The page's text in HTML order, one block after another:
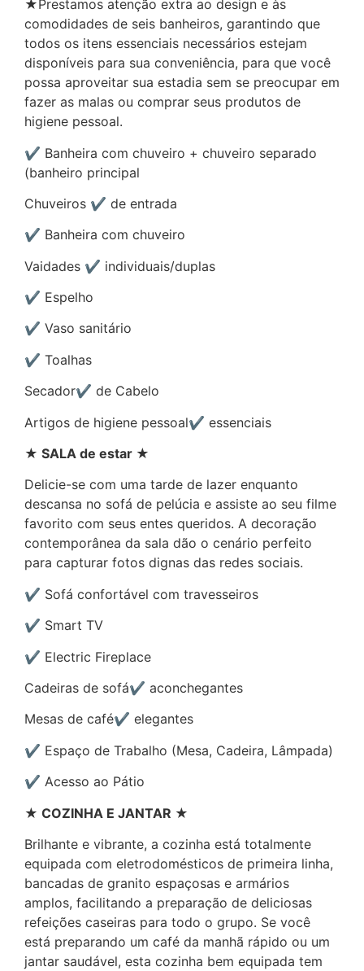
★Prestamos atenção extra ao design e às
comodidades de seis banheiros, garantindo que
todos os itens essenciais necessários estejam
disponíveis para sua conveniência, para que você
possa aproveitar sua estadia sem se preocupar em
fazer as malas ou comprar seus produtos de
higiene pessoal.
✔ Banheira com chuveiro + chuveiro separado
(banheiro principal
Chuveiros ✔ de entrada
✔ Banheira com chuveiro
Vaidades ✔ individuais/duplas
✔ Espelho
✔ Vaso sanitário
✔ Toalhas
Secador✔ de Cabelo
Artigos de higiene pessoal✔ essenciais
★ SALA de estar ★
Delicie-se com uma tarde de lazer enquanto
descansa no sofá de pelúcia e assiste ao seu filme
favorito com seus entes queridos. A decoração
contemporânea da sala dão o cenário perfeito
para capturar fotos dignas das redes sociais.
✔ Sofá confortável com travesseiros
✔ Smart TV
✔ Electric Fireplace
Cadeiras de sofá✔ aconchegantes
Mesas de café✔ elegantes
✔ Espaço de Trabalho (Mesa, Cadeira, Lâmpada)
✔ Acesso ao Pátio
★ COZINHA E JANTAR ★
Brilhante e vibrante, a cozinha está totalmente
equipada com eletrodomésticos de primeira linha,
bancadas de granito espaçosas e armários
amplos, facilitando a preparação de deliciosas
refeições caseiras para todo o grupo. Se você
está preparando um café da manhã rápido ou um
jantar saudável, esta cozinha bem equipada tem